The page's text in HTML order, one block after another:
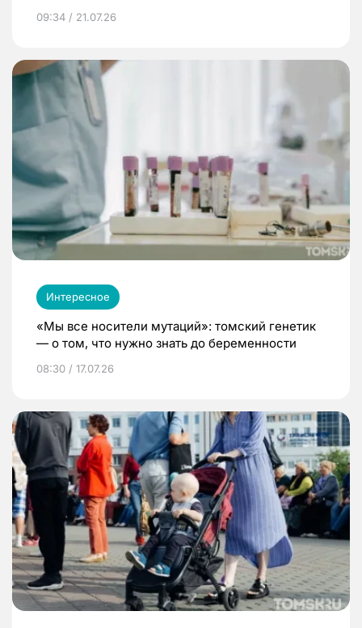
09:34 / 21.07.26
Интересное
«Мы все носители мутаций»: томский генетик
— о том, что нужно знать до беременности
08:30 / 17.07.26